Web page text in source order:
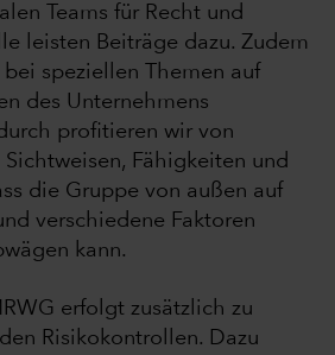
Teams für Recht und
leisten Beiträge dazu. Zudem
bei speziellen Themen auf
des Unternehmens
profitieren wir von
Fähigkeiten und
die Gruppe von außen auf
verschiedene Faktoren
kann.
erfolgt zusätzlich zu
Risikokontrollen. Dazu